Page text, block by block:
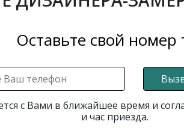
Оставьте свой номер
с Вами в ближайшее время и
и час приезда.